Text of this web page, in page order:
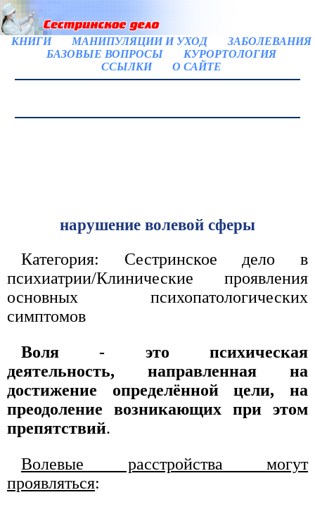
КНИГИ МАНИПУЛЯЦИИ И УХОД
ЗАБОЛЕВАНИЯ
БАЗОВЫЕ ВОПРОСЫ
КУРОРТОЛОГИЯ
ССЫЛКИ
О САЙТЕ
нарушение волевой сферы
Категория: Сестринское дело в
психиатрии/Клинические проявления
основных психопатологических
симптомов
Воля - это психическая
деятельность, направленная на
достижение определённой цели, на
преодоление возникающих при этом
препятствий.
Волевые расстройства могут
проявляться: